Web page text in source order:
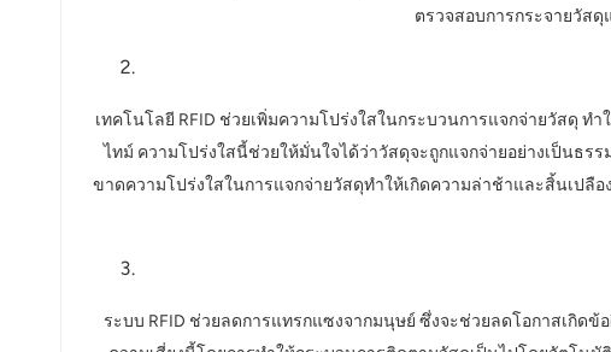
ตรวจสอบการกระจายวัส
เทคโนโลยี RFID ช่วยเพิ่มความโปร่งใสในกระบวนการแจกจ่ายวัสดุ
ไทม์ ความโปร่งใสนี้ช่วยให้มั่นใจได้ว่าวัสดุจะถูกแจกจ่ายอย่างเป็นธร
ขาดความโปร่งใสในการแจกจ่ายวัสดุทำให้เกิดความล่าช้าและสิ้นเปลื
ระบบ RFID ช่วยลดการแทรกแซงจากมนุษย์ ซึ่งจะช่วยลดโอกาสเกิด